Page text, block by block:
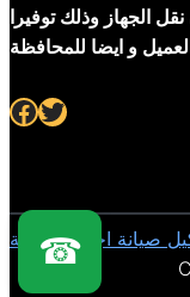
الجهاز وذلك توفيرا
و ايضا للمحافظة
Facebook Twitter
صيانة اجهزة منزلية
☎